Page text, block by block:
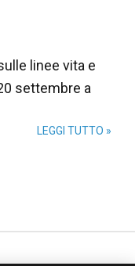
linee vita e
settembre a
LEGGI TUTTO »